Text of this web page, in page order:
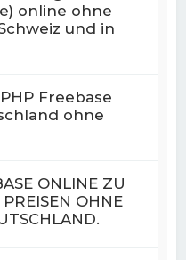
online ohne
und in
Freebase
ohne
ONLINE ZU
OHNE